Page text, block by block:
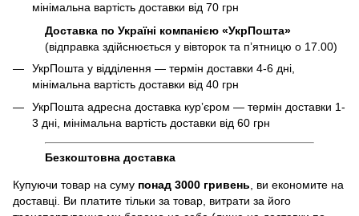
мінімальна вартість доставки від 70 грн
Доставка по Україні компанією «УкрПошта»
(відправка здійснюється у вівторок та пʼятницю о 17.00)
УкрПошта у відділення — термін доставки 4-6 дні,
мінімальна вартість доставки від 40 грн
УкрПошта адресна доставка курʼєром — термін доставки 1-
3 дні, мінімальна вартість доставки від 60 грн
Безкоштовна доставка
Купуючи товар на суму понад 3000 гривень, ви економите на
доставці. Ви платите тільки за товар, витрати за його